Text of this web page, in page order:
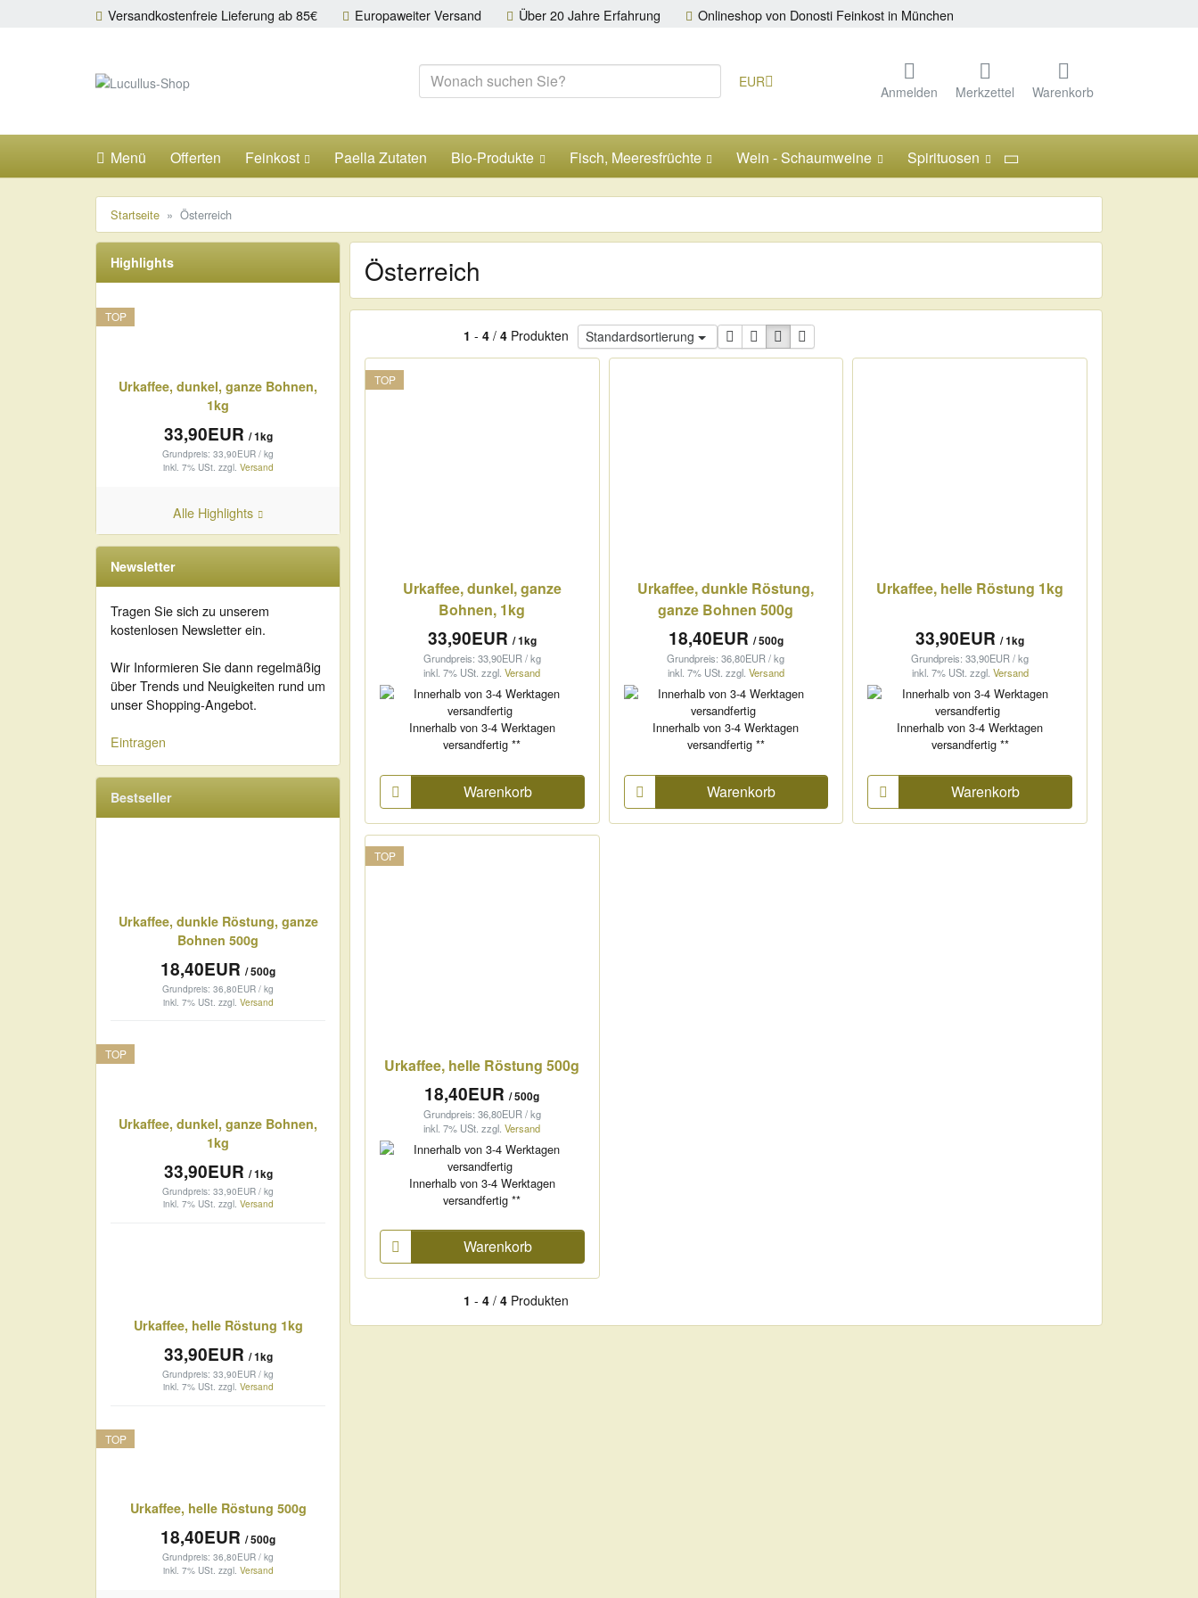
Versandkostenfreie Lieferung ab 85€ Europaweiter Versand Über 20 Jahre Erfahrung Onlineshop von Donosti Feinkost in München
schließen
Suche
EUR
Anmelden Merkzettel Warenkorb
Menü Offerten Feinkost Paella Zutaten Bio-Produkte Fisch, Meeresfrüchte Wein - Schaumweine Spirituosen
Startseite Österreich
Österreich
1 -4 /4 Produkten Standardsortierung
TOP
Urkaffee, dunkel, ganze
Bohnen, 1kg
33,90EUR / 1kg
Grundpreis: 33,90EUR / kg
inkl. 7% USt. zzgl.Versand
Innerhalb von 3-4 Werktagen
versandfertig **
Warenkorb
Urkaffee, dunkle Röstung,
ganze Bohnen 500g
18,40EUR / 500g
Grundpreis: 36,80EUR / kg
inkl. 7% USt. zzgl. Versand
Innerhalb von 3-4 Werktagen
versandfertig **
Warenkorb
Urkaffee, helle Röstung 1kg
33,90EUR/ 1kg
Grundpreis: 33,90EUR / kg
inkl. 7% USt. zzgl. Versand
Innerhalb von 3-4 Werktagen
versandfertig **
Warenkorb
TOP
Urkaffee, helle Röstung 500g
18,40EUR/ 500g
Grundpreis: 36,80EUR / kg
inkl. 7% USt. zzgl.Versand
Innerhalb von 3-4 Werktagen
versandfertig **
Warenkorb
1 -4 /4 Produkten
Highlights
TOP
Urkaffee, dunkel, ganze Bohnen,
1kg
33,90EUR / 1kg
Grundpreis: 33,90EUR / kg
inkl. 7% USt. zzgl. Versand
Alle Highlights
Newsletter
Tragen Sie sich zu unserem
kostenlosen Newsletter ein.
Wir Informieren Sie dann regelmäßig
über Trends und Neuigkeiten rund um
unser Shopping-Angebot.
Eintragen
Bestseller
Urkaffee, dunkle Röstung, ganze
Bohnen 500g
18,40EUR / 500g
Grundpreis: 36,80EUR / kg
inkl. 7% USt. zzgl. Versand
TOP
Urkaffee, dunkel, ganze Bohnen,
1kg
33,90EUR / 1kg
Grundpreis: 33,90EUR / kg
inkl. 7% USt. zzgl. Versand
Urkaffee, helle Röstung 1kg
33,90EUR / 1kg
Grundpreis: 33,90EUR / kg
inkl. 7% USt. zzgl. Versand
TOP
Urkaffee, helle Röstung 500g
18,40EUR / 500g
Grundpreis: 36,80EUR / kg
inkl. 7% USt. zzgl. Versand